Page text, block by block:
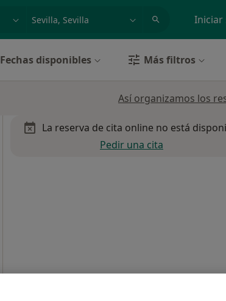
Iniciar
Fechas disponibles Más filtros
Así organizamos los
La reserva de cita online no está
Pedir una cita